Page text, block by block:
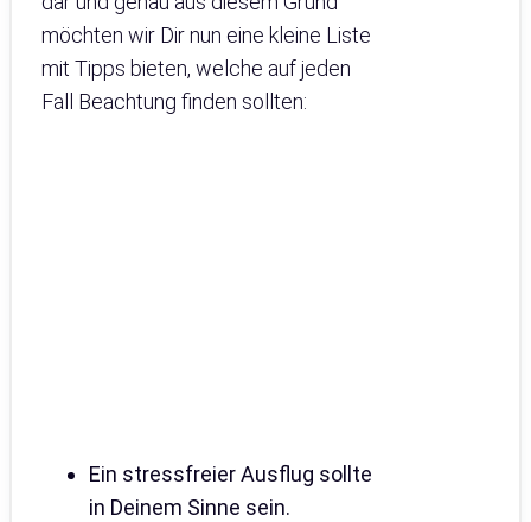
möchten wir Dir nun eine kleine Liste
mit Tipps bieten, welche auf jeden
Fall Beachtung finden sollten:
Ein stressfreier Ausflug sollte
in Deinem Sinne sein.